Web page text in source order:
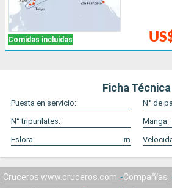
Comidas incluidas
Ficha Técnica
Puesta en servicio:
N° de
N° tripunlates:
Manga:
Eslora:
m
Cruceros www.cruceros.com Compañías